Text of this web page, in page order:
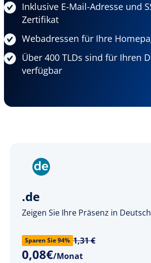
Inklusive E-Mail-Adresse und
Zertifikat
Webadressen für Ihre
Über 400 TLDs sind für Ihren
verfügbar
.de
Zeigen Sie Ihre Präsenz in
Sparen Sie 94% 1,31 €
0,08€/Monat